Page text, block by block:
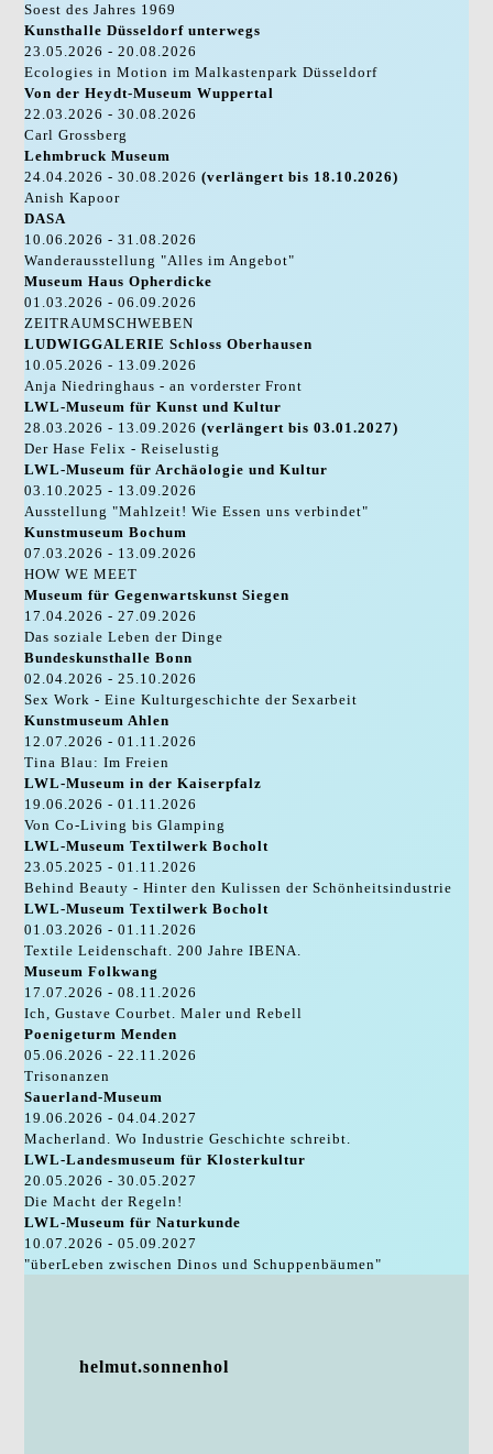
Soest des Jahres 1969
Kunsthalle Düsseldorf unterwegs
23.05.2026 - 20.08.2026
Ecologies in Motion im Malkastenpark Düsseldorf
Von der Heydt-Museum Wuppertal
22.03.2026 - 30.08.2026
Carl Grossberg
Lehmbruck Museum
24.04.2026 - 30.08.2026(verlängert bis 18.10.2026)
Anish Kapoor
DASA
10.06.2026 - 31.08.2026
Wanderausstellung "Alles im Angebot"
Museum Haus Opherdicke
01.03.2026 - 06.09.2026
ZEITRAUMSCHWEBEN
LUDWIGGALERIE Schloss Oberhausen
10.05.2026 - 13.09.2026
Anja Niedringhaus - an vorderster Front
LWL-Museum für Kunst und Kultur
28.03.2026 - 13.09.2026(verlängert bis 03.01.2027)
Der Hase Felix - Reiselustig
LWL-Museum für Archäologie und Kultur
03.10.2025 - 13.09.2026
Ausstellung "Mahlzeit! Wie Essen uns verbindet"
Kunstmuseum Bochum
07.03.2026 - 13.09.2026
HOW WE MEET
Museum für Gegenwartskunst Siegen
17.04.2026 - 27.09.2026
Das soziale Leben der Dinge
Bundeskunsthalle Bonn
02.04.2026 - 25.10.2026
Sex Work - Eine Kulturgeschichte der Sexarbeit
Kunstmuseum Ahlen
12.07.2026 - 01.11.2026
Tina Blau: Im Freien
LWL-Museum in der Kaiserpfalz
19.06.2026 - 01.11.2026
Von Co-Living bis Glamping
LWL-Museum Textilwerk Bocholt
23.05.2025 - 01.11.2026
Behind Beauty - Hinter den Kulissen der Schönheitsindustrie
LWL-Museum Textilwerk Bocholt
01.03.2026 - 01.11.2026
Textile Leidenschaft. 200 Jahre IBENA.
Museum Folkwang
17.07.2026 - 08.11.2026
Ich, Gustave Courbet. Maler und Rebell
Poenigeturm Menden
05.06.2026 - 22.11.2026
Trisonanzen
Sauerland-Museum
19.06.2026 - 04.04.2027
Macherland. Wo Industrie Geschichte schreibt.
LWL-Landesmuseum für Klosterkultur
20.05.2026 - 30.05.2027
Die Macht der Regeln!
LWL-Museum für Naturkunde
10.07.2026 - 05.09.2027
"überLeben zwischen Dinos und Schuppenbäumen"
helmut.sonnenhol